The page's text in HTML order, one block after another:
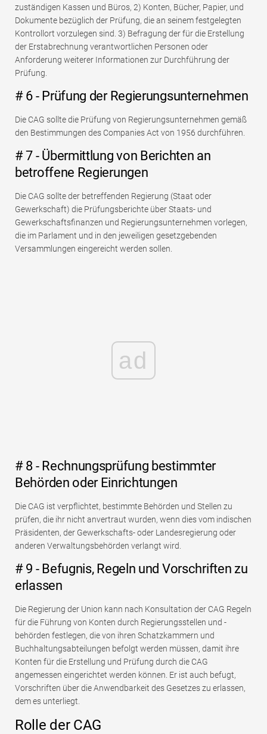
zuständigen Kassen und Büros, 2) Konten, Bücher, Papier, und
Dokumente bezüglich der Prüfung, die an seinem festgelegten
Kontrollort vorzulegen sind. 3) Befragung der für die Erstellung
der Erstabrechnung verantwortlichen Personen oder
Anforderung weiterer Informationen zur Durchführung der
Prüfung.
# 6 - Prüfung der Regierungsunternehmen
Die CAG sollte die Prüfung von Regierungsunternehmen gemäß
den Bestimmungen des Companies Act von 1956 durchführen.
# 7 - Übermittlung von Berichten an
betroffene Regierungen
Die CAG sollte der betreffenden Regierung (Staat oder
Gewerkschaft) die Prüfungsberichte über Staats- und
Gewerkschaftsfinanzen und Regierungsunternehmen vorlegen,
die im Parlament und in den jeweiligen gesetzgebenden
Versammlungen eingereicht werden sollen.
ad
# 8 - Rechnungsprüfung bestimmter
Behörden oder Einrichtungen
Die CAG ist verpflichtet, bestimmte Behörden und Stellen zu
prüfen, die ihr nicht anvertraut wurden, wenn dies vom indischen
Präsidenten, der Gewerkschafts- oder Landesregierung oder
anderen Verwaltungsbehörden verlangt wird.
# 9 - Befugnis, Regeln und Vorschriften zu
erlassen
Die Regierung der Union kann nach Konsultation der CAG Regeln
für die Führung von Konten durch Regierungsstellen und -
behörden festlegen, die von ihren Schatzkammern und
Buchhaltungsabteilungen befolgt werden müssen, damit ihre
Konten für die Erstellung und Prüfung durch die CAG
angemessen eingerichtet werden können. Er ist auch befugt,
Vorschriften über die Anwendbarkeit des Gesetzes zu erlassen,
dem es unterliegt.
Rolle der CAG